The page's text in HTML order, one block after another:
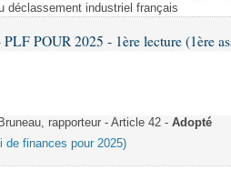
déclassement industriel français
POUR 2025 - 1ère lecture (1ère
rapporteur - Article 42 - Adopté
de finances pour 2025)